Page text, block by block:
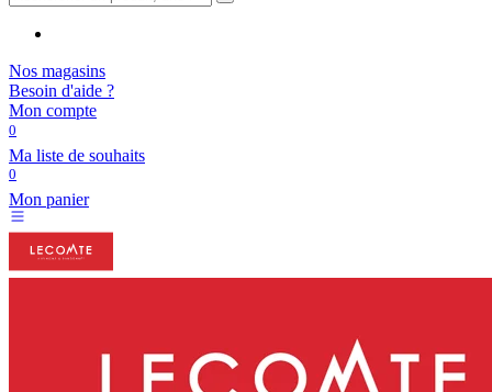
Nos magasins
Besoin d'aide ?
Mon compte
0
Ma liste de souhaits
0
Mon panier